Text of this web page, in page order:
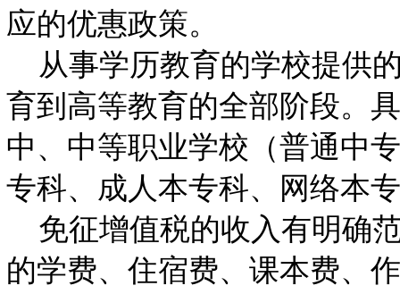
应的优惠政策。
从事学历教育的学校提供
育到高等教育的全部阶段。
中、中等职业学校（普通中
专科、成人本专科、网络本
免征增值税的收入有明确
的学费、住宿费、课本费、